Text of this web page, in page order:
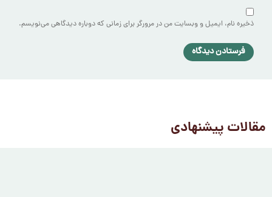
ذخیره نام، ایمیل و وبسایت من در مرورگر برای زمانی که دوباره دیدگاهی می‌نویسم.
مقالات پیشنهادی